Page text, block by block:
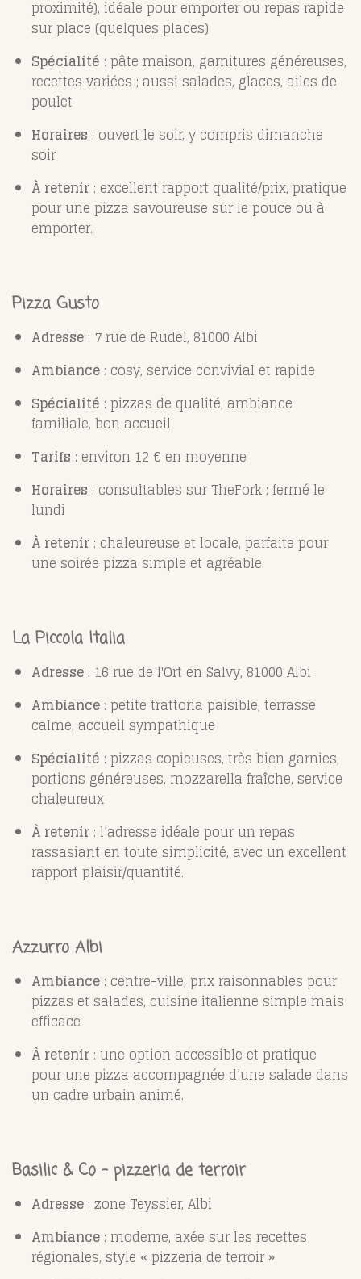
proximité), idéale pour emporter ou repas rapide
sur place (quelques places)
Spécialité : pâte maison, garnitures généreuses,
recettes variées ; aussi salades, glaces, ailes de
poulet
Horaires : ouvert le soir, y compris dimanche
soir
À retenir : excellent rapport qualité/prix, pratique
pour une pizza savoureuse sur le pouce ou à
emporter.
Pizza Gusto
Adresse : 7 rue de Rudel, 81000 Albi
Ambiance : cosy, service convivial et rapide
Spécialité : pizzas de qualité, ambiance
familiale, bon accueil
Tarifs : environ 12 € en moyenne
Horaires : consultables sur TheFork ; fermé le
lundi
À retenir : chaleureuse et locale, parfaite pour
une soirée pizza simple et agréable.
La Piccola Italia
Adresse : 16 rue de l'Ort en Salvy, 81000 Albi
Ambiance : petite trattoria paisible, terrasse
calme, accueil sympathique
Spécialité : pizzas copieuses, très bien garnies,
portions généreuses, mozzarella fraîche, service
chaleureux
À retenir : l’adresse idéale pour un repas
rassasiant en toute simplicité, avec un excellent
rapport plaisir/quantité.
Azzurro Albi
Ambiance : centre-ville, prix raisonnables pour
pizzas et salades, cuisine italienne simple mais
efficace
À retenir : une option accessible et pratique
pour une pizza accompagnée d’une salade dans
un cadre urbain animé.
Basilic & Co – pizzeria de terroir
Adresse : zone Teyssier, Albi
Ambiance : moderne, axée sur les recettes
régionales, style « pizzeria de terroir »